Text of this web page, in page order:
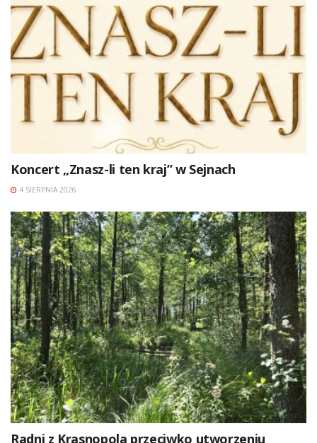
Koncert „Znasz-li ten kraj” w Sejnach
4 SIERPNIA 2026
Radni z Krasnopola przeciwko utworzeniu